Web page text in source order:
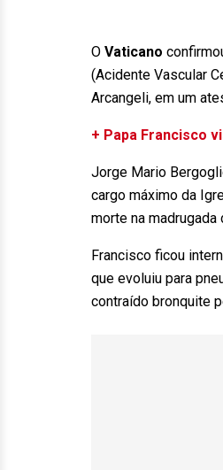
O Vaticano
(Acidente Vascular
Arcangeli, em um
+ Papa Francisco
Jorge Mario
cargo máximo da
morte na
Francisco ficou
que evoluiu para
contraído bronquite